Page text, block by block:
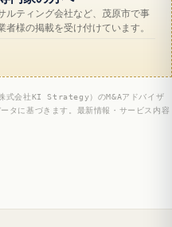
ルティング会社など、茂原市で事
様の掲載を受け付けています。
式会社KI Strategy）のM&Aアドバイザ
タに基づきます。最新情報・サービス内容